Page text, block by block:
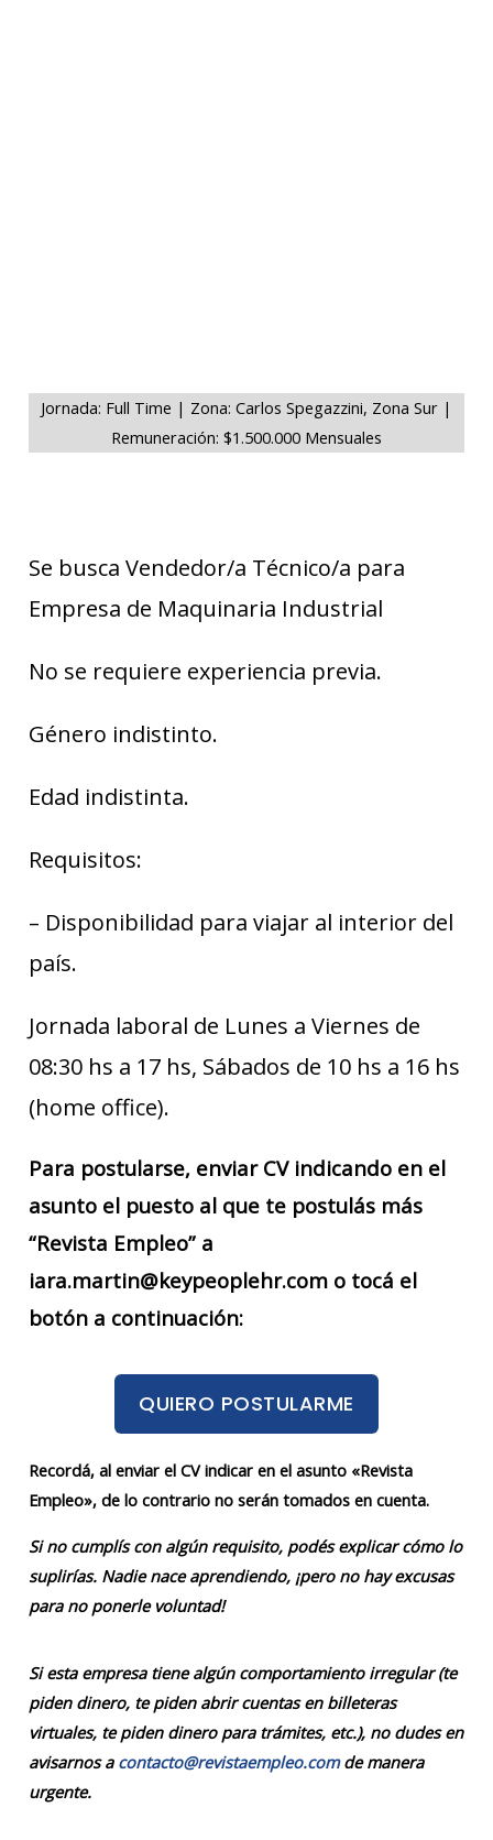
Jornada: Full Time | Zona: Carlos Spegazzini, Zona Sur |
Remuneración: $1.500.000 Mensuales
Se busca Vendedor/a Técnico/a para
Empresa de Maquinaria Industrial
No se requiere experiencia previa.
Género indistinto.
Edad indistinta.
Requisitos:
– Disponibilidad para viajar al interior del
país.
Jornada laboral de Lunes a Viernes de
08:30 hs a 17 hs, Sábados de 10 hs a 16 hs
(home office).
Para postularse, enviar CV indicando en el
asunto el puesto al que te postulás más
“Revista Empleo” a
iara.martin@keypeoplehr.com o tocá el
botón a continuación:
QUIERO POSTULARME
Recordá, al enviar el CV indicar en el asunto «Revista
Empleo», de lo contrario no serán tomados en cuenta.
Si no cumplís con algún requisito, podés explicar cómo lo
suplirías. Nadie nace aprendiendo, ¡pero no hay excusas
para no ponerle voluntad!
Si esta empresa tiene algún comportamiento irregular (te
piden dinero, te piden abrir cuentas en billeteras
virtuales, te piden dinero para trámites, etc.), no dudes en
avisarnos a contacto@revistaempleo.comde manera
urgente.